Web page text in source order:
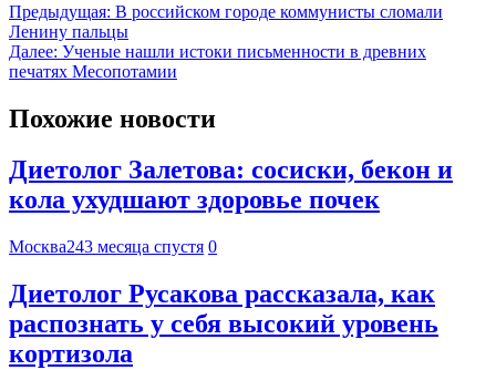
Предыдущая: В российском городе коммунисты сломали
Ленину пальцы
Далее: Ученые нашли истоки письменности в древних
печатях Месопотамии
Похожие новости
Диетолог Залетова: сосиски, бекон и
кола ухудшают здоровье почек
Москва243 месяца спустя 0
Диетолог Русакова рассказала, как
распознать у себя высокий уровень
кортизола